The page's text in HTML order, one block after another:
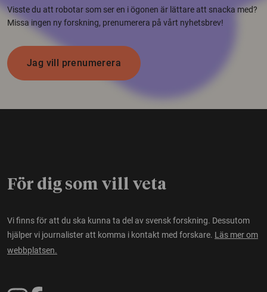
Visste du att robotar som ser en i ögonen är lättare att snacka med?
Missa ingen ny forskning, prenumerera på vårt nyhetsbrev!
Jag vill prenumerera
För dig som vill veta
Vi finns för att du ska kunna ta del av svensk forskning. Dessutom
hjälper vi journalister att komma i kontakt med forskare. Läs mer om
webbplatsen.